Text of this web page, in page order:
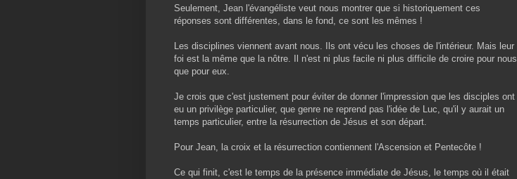
Seulement, Jean l'évangéliste veut nous montrer que si historiquement ces
réponses sont différentes, dans le fond, ce sont les mêmes !
Les disciplines viennent avant nous. Ils ont vécu les choses de l'intérieur. Mais leur
foi est la même que la nôtre. Il n'est ni plus facile ni plus difficile de croire pour nous
que pour eux.
Je crois que c'est justement pour éviter de donner l'impression que les disciples ont
eu un privilège particulier, que genre ne reprend pas l'idée de Luc, qu'il y aurait un
temps particulier, entre la résurrection de Jésus et son départ.
Pour Jean, la croix et la résurrection contiennent l'Ascension et Pentecôte !
Ce qui finit, c'est le temps de la présence immédiate de Jésus, le temps où il était